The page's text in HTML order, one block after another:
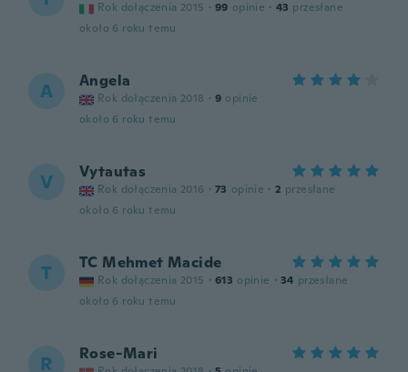
Rok dołączenia 2015 · 99 opinie · 43 przesłane
około 6 roku temu
A Angela
Rok dołączenia 2018 · 9 opinie
około 6 roku temu
V Vytautas
Rok dołączenia 2016 · 73 opinie · 2 przesłane
około 6 roku temu
T TC Mehmet Macide
Rok dołączenia 2015 · 613 opinie · 34 przesłane
około 6 roku temu
R Rose-Mari